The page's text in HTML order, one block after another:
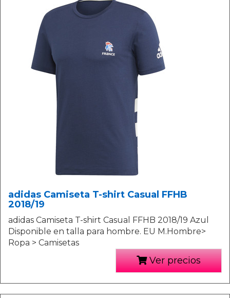
adidas Camiseta T-shirt Casual FFHB
2018/19
adidas Camiseta T-shirt Casual FFHB 2018/19 Azul
Disponible en talla para hombre. EU M.Hombre>
Ropa > Camisetas
Ver precios